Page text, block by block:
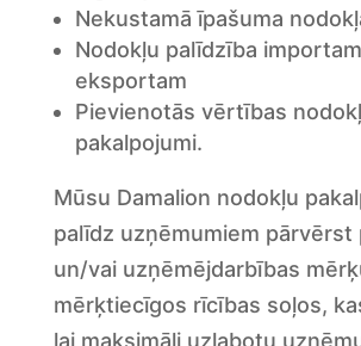
Nekustamā īpašuma
Nodokļu palīdzība
eksportam
Pievienotās vērtības
pakalpojumi.
Mūsu Damalion nodokļu
palīdz uzņēmumiem pārvērst
un/vai uzņēmējdarbības
mērķtiecīgos rīcības soļos,
lai maksimāli uzlabotu